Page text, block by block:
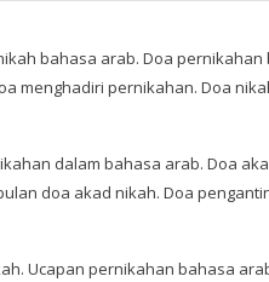
bahasa arab. Doa pernikahan
menghadiri pernikahan. Doa
dalam bahasa arab. Doa
doa akad nikah. Doa
Ucapan pernikahan bahasa